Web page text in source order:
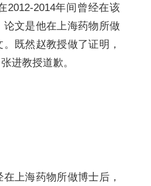
2012-2014年间曾经在该
文是他在上海药物所做
既然赵教授做了证明，
进教授道歉。
上海药物所做博士后，